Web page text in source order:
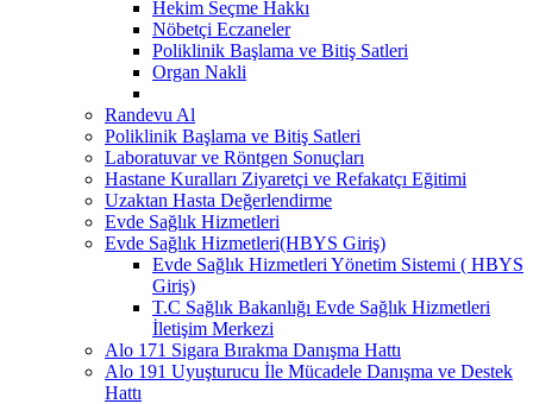
Hekim Seçme Hakkı
Nöbetçi Eczaneler
Poliklinik Başlama ve Bitiş Satleri
Organ Nakli
Randevu Al
Poliklinik Başlama ve Bitiş Satleri
Laboratuvar ve Röntgen Sonuçları
Hastane Kuralları Ziyaretçi ve Refakatçı Eğitimi
Uzaktan Hasta Değerlendirme
Evde Sağlık Hizmetleri
Evde Sağlık Hizmetleri(HBYS Giriş)
Evde Sağlık Hizmetleri Yönetim Sistemi ( HBYS
Giriş)
T.C Sağlık Bakanlığı Evde Sağlık Hizmetleri
İletişim Merkezi
Alo 171 Sigara Bırakma Danışma Hattı
Alo 191 Uyuşturucu İle Mücadele Danışma ve Destek
Hattı